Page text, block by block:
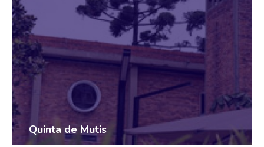
Quinta de Mutis